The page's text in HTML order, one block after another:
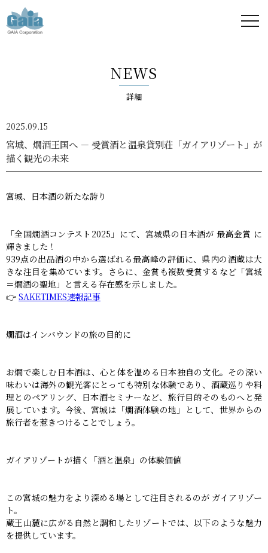
ア -
GAIA
Corporation
-
NEWS
詳細
2025.09.15
宮城、燗酒王国へ － 受賞酒と温泉貸別荘「ガイアリゾート」が
描く観光の未来
宮城、日本酒の新たな誇り
「全国燗酒コンテスト2025」にて、宮城県の日本酒が 最高金賞 に
輝きました！
939点の出品酒の中から選ばれる最高峰の評価に、県内の酒蔵は大
きな注目を集めています。さらに、金賞も複数受賞するなど「宮城
＝燗酒の聖地」と言える存在感を示しました。
👉 SAKETIMES速報記事
燗酒はインバウンドの旅の目的に
お燗で楽しむ日本酒は、心と体を温める日本独自の文化。その深い
味わいは海外の観光客にとっても特別な体験であり、酒蔵巡りや料
理とのペアリング、日本酒セミナーなど、旅行目的そのものへと発
展しています。今後、宮城は「燗酒体験の地」として、世界からの
旅行者を惹きつけることでしょう。
ガイアリゾートが描く「酒と温泉」の体験価値
この宮城の魅力をより深める場として注目されるのが ガイアリゾー
ト。
蔵王山麓に広がる自然と調和したリゾートでは、以下のような魅力
を提供しています。